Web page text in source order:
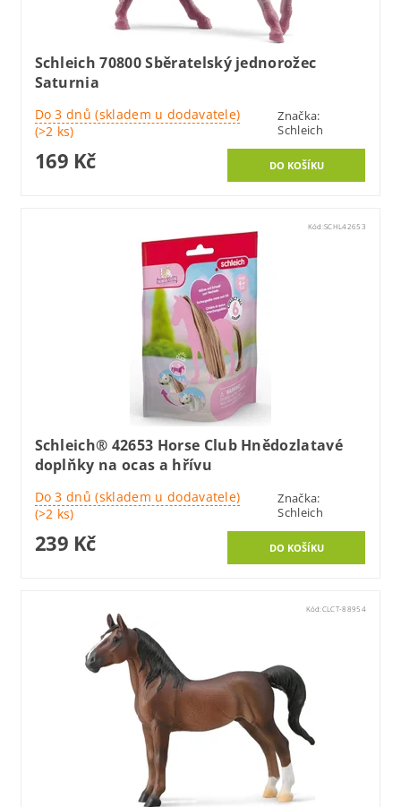
Schleich 70800 Sběratelský jednorožec
Saturnia
Do 3 dnů (skladem u dodavatele)
(>2 ks)
Značka:
Schleich
169 Kč
Kód:SCHL42653
Schleich® 42653 Horse Club Hnědozlatavé
doplňky na ocas a hřívu
Do 3 dnů (skladem u dodavatele)
(>2 ks)
Značka:
Schleich
239 Kč
Kód: CLCT-88954